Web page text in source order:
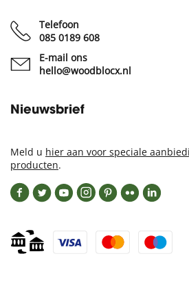
Telefoon
085 0189 608
E-mail ons
hello@woodblocx.nl
Nieuwsbrief
Meld u hier aan voor speciale
producten.